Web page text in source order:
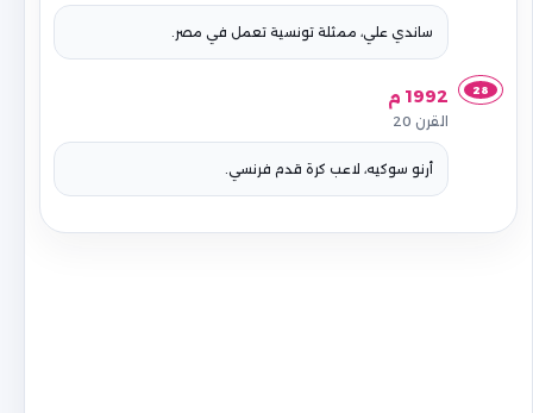
ساندي علي، ممثلة تونسية تعمل في مصر.
28 1992 م
القرن 20
أرنو سوكيه، لاعب كرة قدم فرنسي.